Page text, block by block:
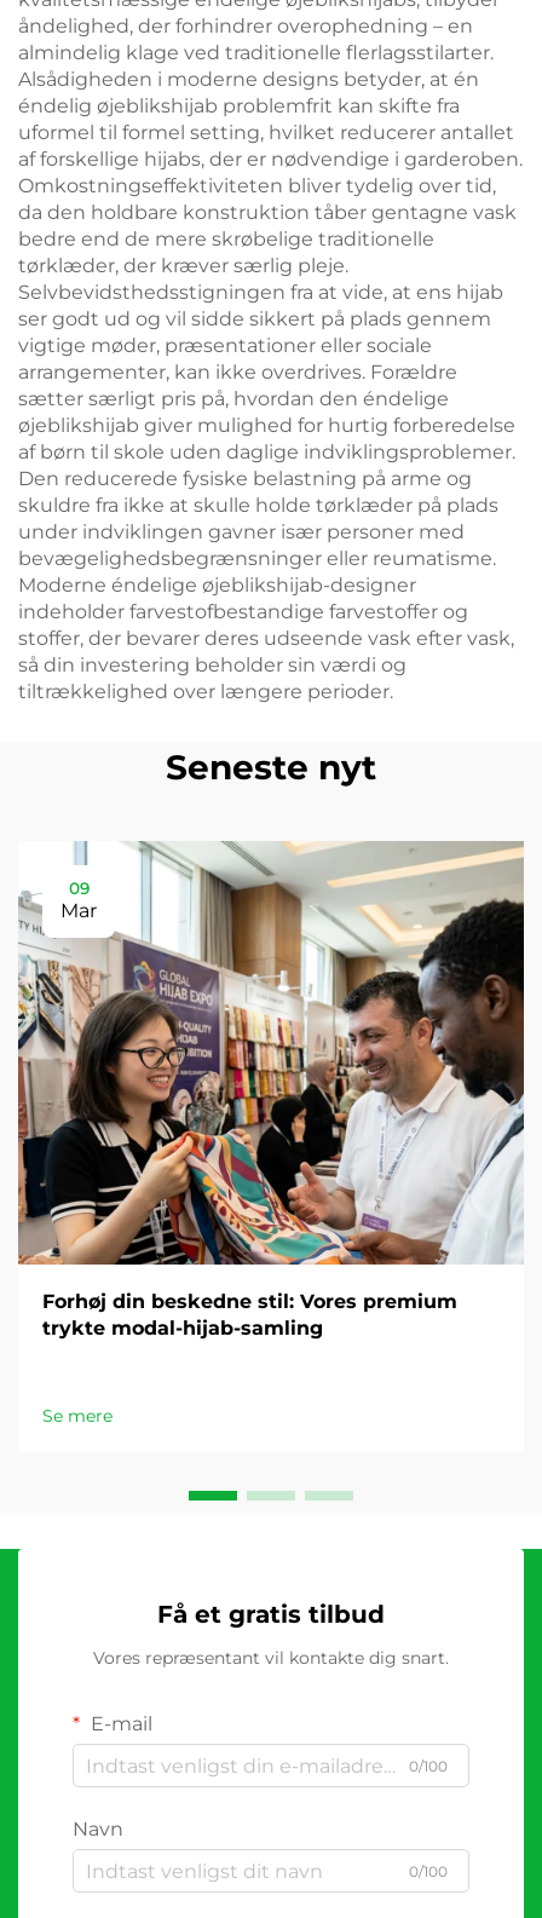
åndelighed, der forhindrer overophedning – en
almindelig klage ved traditionelle flerlagsstilarter.
Alsådigheden i moderne designs betyder, at én
éndelig øjeblikshijab problemfrit kan skifte fra
uformel til formel setting, hvilket reducerer antallet
af forskellige hijabs, der er nødvendige i garderoben.
Omkostningseffektiviteten bliver tydelig over tid,
da den holdbare konstruktion tåber gentagne vask
bedre end de mere skrøbelige traditionelle
tørklæder, der kræver særlig pleje.
Selvbevidsthedsstigningen fra at vide, at ens hijab
ser godt ud og vil sidde sikkert på plads gennem
vigtige møder, præsentationer eller sociale
arrangementer, kan ikke overdrives. Forældre
sætter særligt pris på, hvordan den éndelige
øjeblikshijab giver mulighed for hurtig forberedelse
af børn til skole uden daglige indviklingsproblemer.
Den reducerede fysiske belastning på arme og
skuldre fra ikke at skulle holde tørklæder på plads
under indviklingen gavner især personer med
bevægelighedsbegrænsninger eller reumatisme.
Moderne éndelige øjeblikshijab-designer
indeholder farvestofbestandige farvestoffer og
stoffer, der bevarer deres udseende vask efter vask,
så din investering beholder sin værdi og
tiltrækkelighed over længere perioder.
Seneste nyt
09
Mar
Forhøj din beskedne stil: Vores premium
trykte modal-hijab-samling
Se mere
Få et gratis tilbud
Vores repræsentant vil kontakte dig snart.
E-mail
0/100
Navn
0/100